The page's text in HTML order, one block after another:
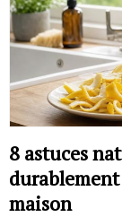
8 astuces
durablement
maison